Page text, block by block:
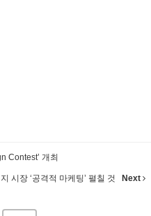
Contest’ 개최
시장 ‘공격적 마케팅’ 펼칠 것 Next